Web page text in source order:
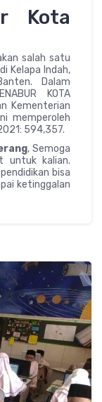
Kota
salah satu
Kelapa Indah,
Dalam
KOTA
Kementerian
memperoleh
594,357.
, Semoga
untuk kalian.
bisa
ketinggalan